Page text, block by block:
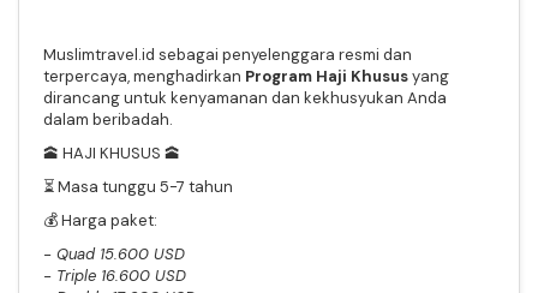
Muslimtravel.id sebagai penyelenggara resmi dan
terpercaya, menghadirkan Program Haji Khususyang
dirancang untuk kenyamanan dan kekhusyukan Anda
dalam beribadah.
🕋 HAJI KHUSUS 🕋
⏳Masa tunggu 5-7 tahun
💰Harga paket:
- Quad 15.600 USD
- Triple 16.600 USD